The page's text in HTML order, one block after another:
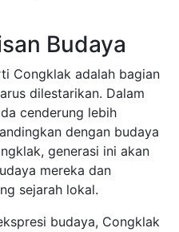
Budaya
Congklak adalah bagian
dilestarikan. Dalam
cenderung lebih
dengan budaya
generasi ini akan
mereka dan
sejarah lokal.
budaya, Congklak